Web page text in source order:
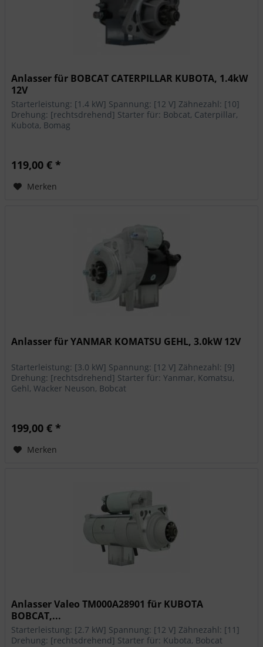
Anlasser für BOBCAT CATERPILLAR KUBOTA, 1.4kW
12V
Starterleistung: [1.4 kW] Spannung: [12 V] Zähnezahl: [10]
Drehung: [rechtsdrehend] Starter für: Bobcat, Caterpillar,
Kubota, Bomag
119,00 € *
Merken
Anlasser für YANMAR KOMATSU GEHL, 3.0kW 12V
Starterleistung: [3.0 kW] Spannung: [12 V] Zähnezahl: [9]
Drehung: [rechtsdrehend] Starter für: Yanmar, Komatsu,
Gehl, Wacker Neuson, Bobcat
199,00 € *
Merken
Anlasser Valeo TM000A28901 für KUBOTA
BOBCAT,...
Starterleistung: [2.7 kW] Spannung: [12 V] Zähnezahl: [11]
Drehung: [rechtsdrehend] Starter für: Kubota, Bobcat